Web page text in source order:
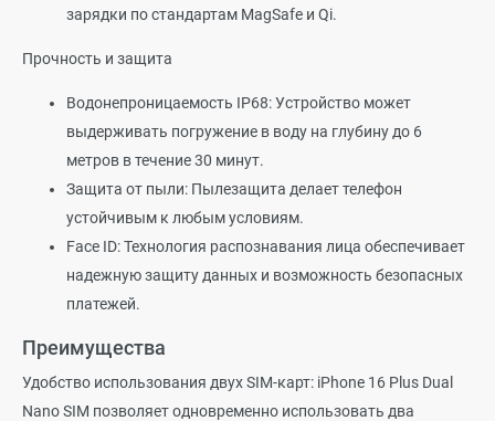
зарядки по стандартам MagSafe и Qi.
Прочность и защита
Водонепроницаемость IP68: Устройство может
выдерживать погружение в воду на глубину до 6
метров в течение 30 минут.
Защита от пыли: Пылезащита делает телефон
устойчивым к любым условиям.
Face ID: Технология распознавания лица обеспечивает
надежную защиту данных и возможность безопасных
платежей.
Преимущества
Удобство использования двух SIM-карт: iPhone 16 Plus Dual
Nano SIM позволяет одновременно использовать два